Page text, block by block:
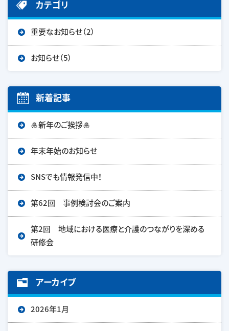
カテゴリ
重要なお知らせ（2）
お知らせ（5）
新着記事
🎍新年のご挨拶🎍
年末年始のお知らせ
SNSでも情報発信中！
第62回 事例検討会のご案内
第2回 地域における医療と介護のつながりを深める
研修会
アーカイブ
2026年1月